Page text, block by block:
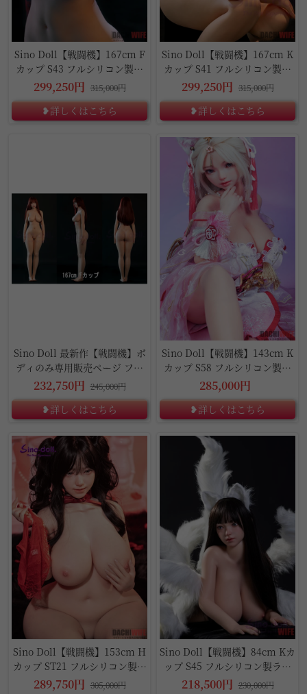
Sino Doll【戦闘機】167cm F
カップ S43 フルシリコン製リ
アルドール
299,250円 315,000円
❥詳しくはこちら
Sino Doll【戦闘機】167cm K
カップ S41 フルシリコン製ラ
ブドール
299,250円 315,000円
❥詳しくはこちら
Sino Doll 最新作【戦闘機】ボ
ディのみ専用販売ページ フル
シリコン製
232,750円 245,000円
❥詳しくはこちら
Sino Doll【戦闘機】143cm K
カップ S58 フルシリコン製ラ
ブドール
285,000円
❥詳しくはこちら
5%OFF
Sino Doll【戦闘機】153cm H
カップ ST21 フルシリコン製ラ
ブドール
289,750円 305,000円
Sino Doll【戦闘機】84cm Kカ
ップ S45 フルシリコン製ラブ
ドール
218,500円 230,000円